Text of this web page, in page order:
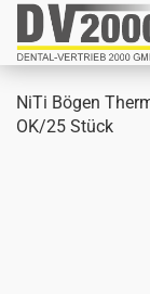
NiTi Bögen
OK/25 Stück